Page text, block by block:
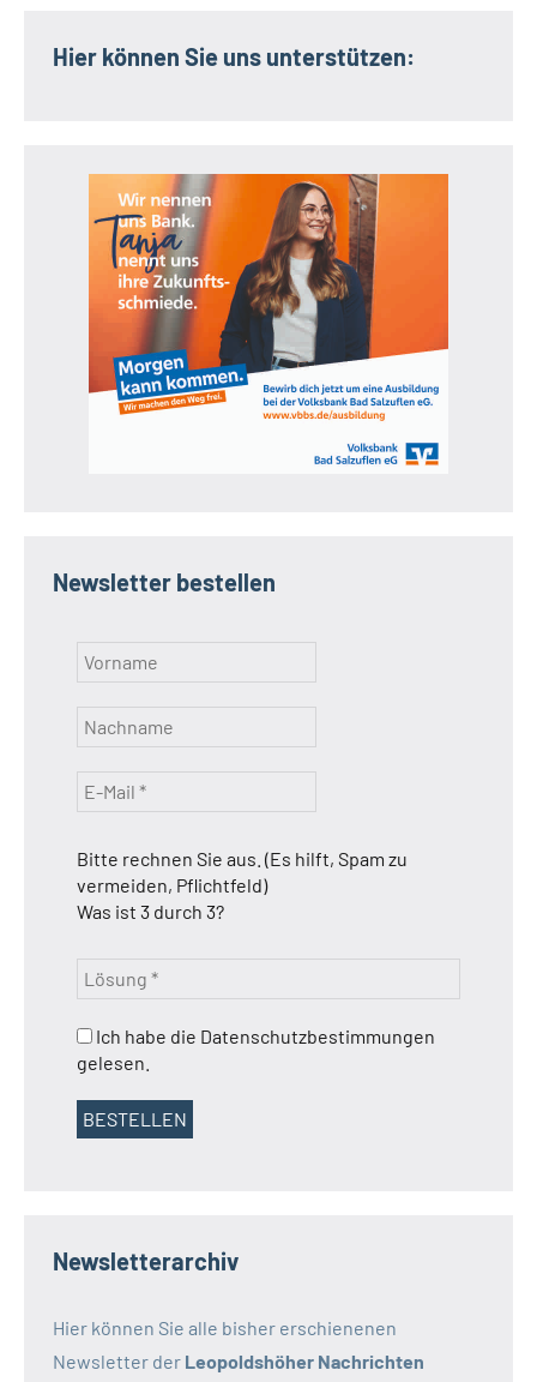
Hier können Sie uns unterstützen:
Newsletter bestellen
Bitte rechnen Sie aus. (Es hilft, Spam zu
vermeiden, Pflichtfeld)
Was ist 3 durch 3?
Ich habe die Datenschutzbestimmungen
gelesen.
Newsletterarchiv
Hier können Sie alle bisher erschienenen
Newsletter der Leopoldshöher Nachrichten